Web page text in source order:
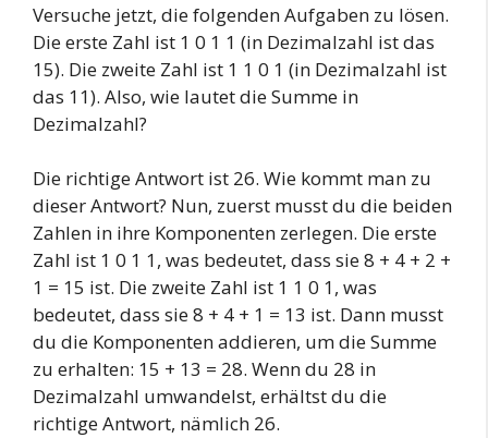
Versuche jetzt, die folgenden Aufgaben zu lösen.
Die erste Zahl ist 1 0 1 1 (in Dezimalzahl ist das
15). Die zweite Zahl ist 1 1 0 1 (in Dezimalzahl ist
das 11). Also, wie lautet die Summe in
Dezimalzahl?
Die richtige Antwort ist 26. Wie kommt man zu
dieser Antwort? Nun, zuerst musst du die beiden
Zahlen in ihre Komponenten zerlegen. Die erste
Zahl ist 1 0 1 1, was bedeutet, dass sie 8 + 4 + 2 +
1 = 15 ist. Die zweite Zahl ist 1 1 0 1, was
bedeutet, dass sie 8 + 4 + 1 = 13 ist. Dann musst
du die Komponenten addieren, um die Summe
zu erhalten: 15 + 13 = 28. Wenn du 28 in
Dezimalzahl umwandelst, erhältst du die
richtige Antwort, nämlich 26.